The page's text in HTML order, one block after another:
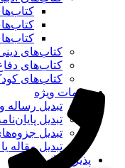
کتاب‌های
کتاب‌های
کتاب‌های
خدمات ویژه
تبدیل رساله
تبدیل
تبدیل
تبدیل مقاله
پذیرش اثر